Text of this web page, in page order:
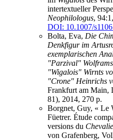
intertextueller
Neophilologus,
DOI: 10.1007/
Bolta, Eva, Die
Denkfigur im
exemplarischen
"Parzival"
"Wigalois" Wirnts
"Crone" Heinrichs
Frankfurt am Main,
81), 2014, 270 p.
Borgnet, Guy, « Le
Füetrer. Étude
versions du
von Grafenberg,